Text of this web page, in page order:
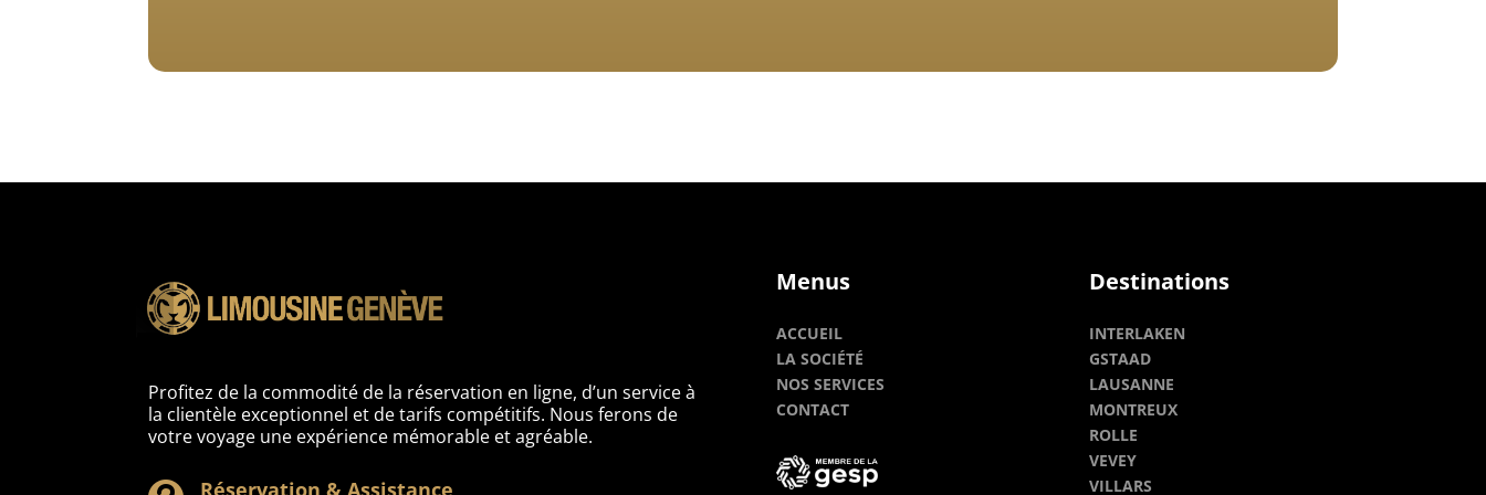
Profitez de la commodité de la réservation en ligne, d’un service à
la clientèle exceptionnel et de tarifs compétitifs. Nous ferons de
votre voyage une expérience mémorable et agréable.
Menus
ACCUEIL
LA SOCIÉTÉ
NOS SERVICES
CONTACT
Destinations
INTERLAKEN
GSTAAD
LAUSANNE
MONTREUX
ROLLE
VEVEY
VILLARS